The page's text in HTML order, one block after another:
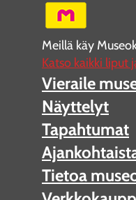
Meillä käy
Katso kaikki liput
Vieraile
Näyttelyt
Tapahtumat
Tietoa